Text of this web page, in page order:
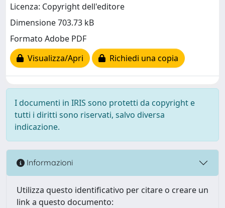
Licenza: Copyright dell'editore
Dimensione 703.73 kB
Formato Adobe PDF
Visualizza/Apri
Richiedi una copia
I documenti in IRIS sono protetti da copyright e
tutti i diritti sono riservati, salvo diversa
indicazione.
Informazioni
Utilizza questo identificativo per citare o creare un
link a questo documento: